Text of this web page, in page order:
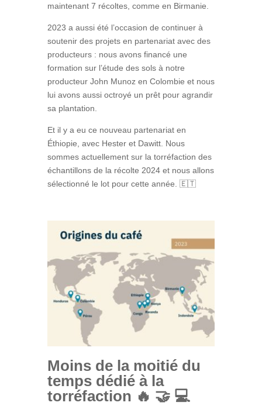
maintenant 7 récoltes, comme en Birmanie.
2023 a aussi été l’occasion de continuer à
soutenir des projets en partenariat avec des
producteurs : nous avons financé une
formation sur l’étude des sols à notre
producteur John Munoz en Colombie et nous
lui avons aussi octroyé un prêt pour agrandir
sa plantation.
Et il y a eu ce nouveau partenariat en
Éthiopie, avec Hester et Dawitt. Nous
sommes actuellement sur la torréfaction des
échantillons de la récolte 2024 et nous allons
sélectionné le lot pour cette année. 🇪🇹
Moins de la moitié du
temps dédié à la
torréfaction 🔥 🤝 💻